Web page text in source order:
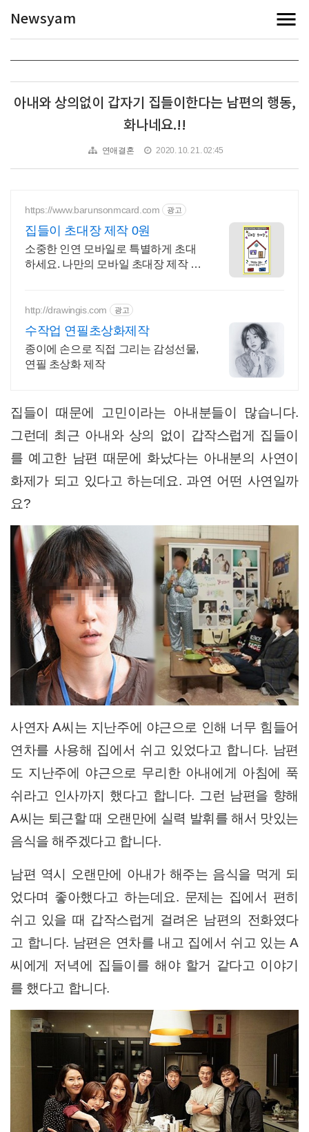
Newsyam
아내와 상의없이 갑자기 집들이한다는 남편의 행동,
화나네요.!!
연애결혼 2020. 10. 21. 02:45
https://www.barunsonmcard.com 광고
집들이 초대장 제작 0원
소중한 인연 모바일로 특별하게 초대
하세요. 나만의 모바일 초대장 제작 완
http://drawingis.com 광고
수작업 연필초상화제작
종이에 손으로 직접 그리는 감성선물,
연필 초상화 제작
집들이 때문에 고민이라는 아내분들이 많습니다.
그런데 최근 아내와 상의 없이 갑작스럽게 집들이
를 예고한 남편 때문에 화났다는 아내분의 사연이
화제가 되고 있다고 하는데요. 과연 어떤 사연일까
요?
사연자 A씨는 지난주에 야근으로 인해 너무 힘들어
연차를 사용해 집에서 쉬고 있었다고 합니다. 남편
도 지난주에 야근으로 무리한 아내에게 아침에 푹
쉬라고 인사까지 했다고 합니다. 그런 남편을 향해
A씨는 퇴근할 때 오랜만에 실력 발휘를 해서 맛있는
음식을 해주겠다고 합니다.
남편 역시 오랜만에 아내가 해주는 음식을 먹게 되
었다며 좋아했다고 하는데요. 문제는 집에서 편히
쉬고 있을 때 갑작스럽게 걸려온 남편의 전화였다
고 합니다. 남편은 연차를 내고 집에서 쉬고 있는 A
씨에게 저녁에 집들이를 해야 할거 같다고 이야기
를 했다고 합니다.